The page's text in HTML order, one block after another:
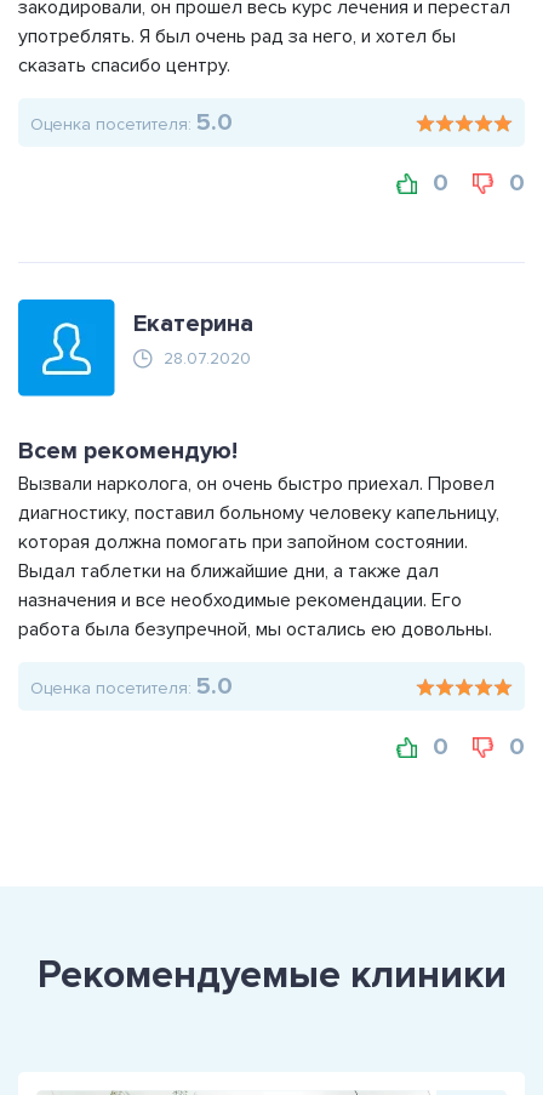
закодировали, он прошел весь курс лечения и перестал
употреблять. Я был очень рад за него, и хотел бы
сказать спасибо центру.
Оценка посетителя: 5.0
0 0
Екатерина
28.07.2020
Всем рекомендую!
Вызвали нарколога, он очень быстро приехал. Провел
диагностику, поставил больному человеку капельницу,
которая должна помогать при запойном состоянии.
Выдал таблетки на ближайшие дни, а также дал
назначения и все необходимые рекомендации. Его
работа была безупречной, мы остались ею довольны.
Оценка посетителя: 5.0
0 0
Рекомендуемые клиники